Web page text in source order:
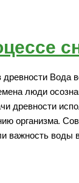
Вода
люди
древности
организма.
важность воды